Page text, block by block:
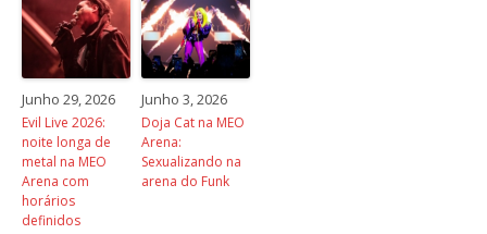
Junho 29, 2026
Evil Live 2026:
noite longa de
metal na MEO
Arena com
horários
definidos
Junho 3, 2026
Doja Cat na MEO
Arena:
Sexualizando na
arena do Funk